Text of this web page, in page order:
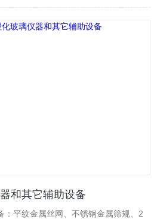
和其它辅助设备
：平纹金属丝网、不锈钢金属筛规、2